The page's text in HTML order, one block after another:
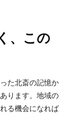
、この
た北斎の記憶か
ります。地域の
る機会になれば